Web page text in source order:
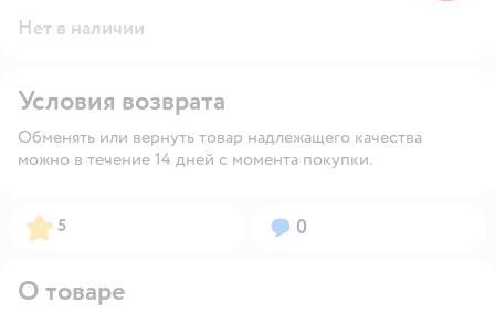
Нет в наличии
Условия возврата
Обменять или вернуть товар надлежащего качества
можно в течение 14 дней с момента покупки.
Рейтинг:
5 Вопросов:
0
О товаре